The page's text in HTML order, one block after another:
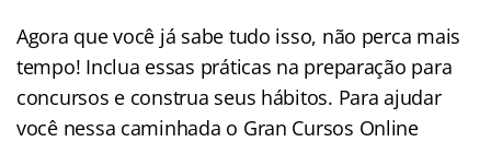
Agora que você já sabe tudo isso, não perca mais
tempo! Inclua essas práticas na preparação para
concursos e construa seus hábitos. Para ajudar
você nessa caminhada o Gran Cursos Online